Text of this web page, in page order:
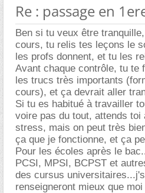
Re : passage en
Ben si tu veux être
cours, tu relis tes leçons le
les profs donnent, et tu les
Avant chaque contrôle, tu te
les trucs très importants
cours), et ça devrait aller
Si tu es habitué à travailler
voire pas du tout, attends
stress, mais on peut très
ça que je fonctionne, et ça
Pour les écoles après le
PCSI, MPSI, BCPST et
des cursus
renseigneront mieux que moi